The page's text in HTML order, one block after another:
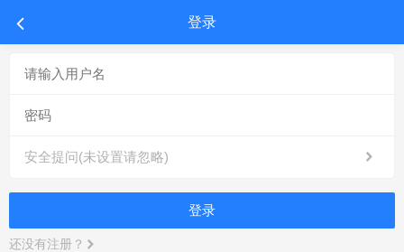
登录
安全提问(未设置请忽略)
登录
还没有注册？